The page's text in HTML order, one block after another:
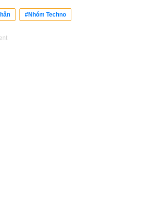
#Nhóm Techno